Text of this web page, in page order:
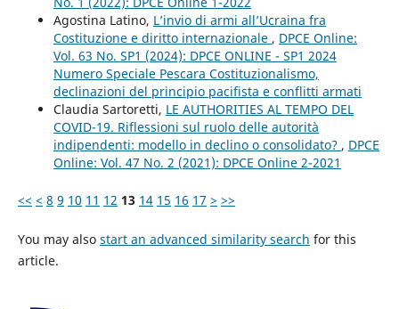
Agostina Latino, L’invio di armi all’Ucraina fra
Costituzione e diritto internazionale , DPCE Online:
Vol. 63 No. SP1 (2024): DPCE ONLINE - SP1 2024
Numero Speciale Pescara Costituzionalismo,
declinazioni del principio pacifista e conflitti armati
Claudia Sartoretti, LE AUTHORITIES AL TEMPO DEL
COVID-19. Riflessioni sul ruolo delle autorità
indipendenti: modello in declino o consolidato? , DPCE
Online: Vol. 47 No. 2 (2021): DPCE Online 2-2021
<< < 8 9 10 11 12 13 14 15 16 17 > >>
You may also start an advanced similarity search for this
article.